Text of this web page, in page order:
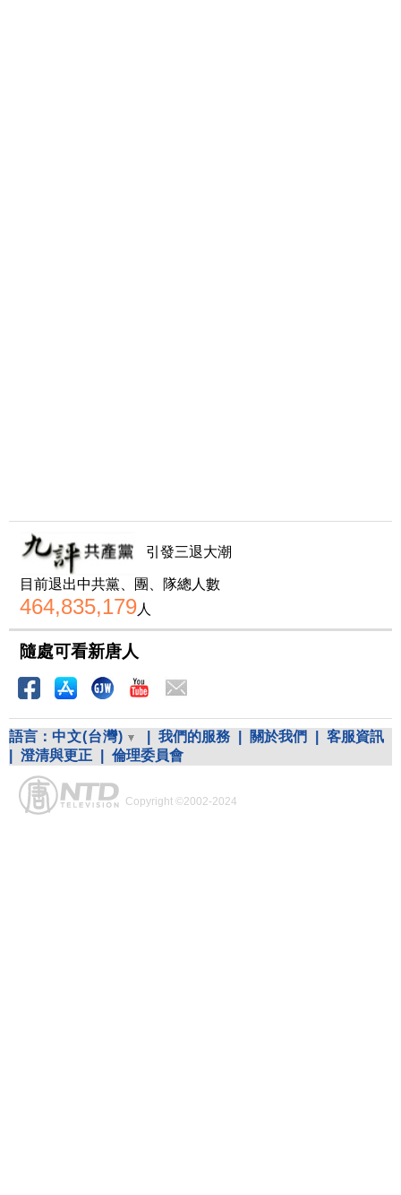
引發三退大潮
目前退出中共黨、團、隊總人數
464,835,179人
隨處可看新唐人
語言： 中文(台灣) 我們的服務 關於我們
客服資訊
澄清與更正 倫理委員會
Copyright ©2002-2024